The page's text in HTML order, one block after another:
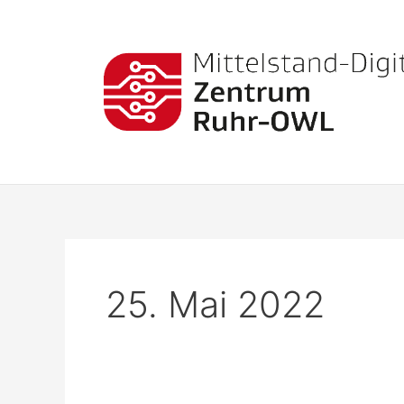
25. Mai 2022